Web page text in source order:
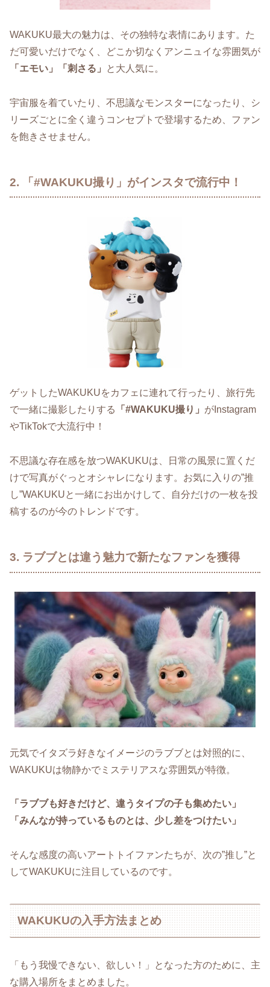
WAKUKU最大の魅力は、その独特な表情にあります。た
だ可愛いだけでなく、どこか切なくアンニュイな雰囲気が
「エモい」「刺さる」
と大人気に。
宇宙服を着ていたり、不思議なモンスターになったり、シ
リーズごとに全く違うコンセプトで登場するため、ファン
を飽きさせません。
2. 「#WAKUKU撮り」がインスタで流行中！
ゲットしたWAKUKUをカフェに連れて行ったり、旅行先
で一緒に撮影したりする
「#WAKUKU撮り」 がInstagram
やTikTokで大流行中！
不思議な存在感を放つWAKUKUは、日常の風景に置くだ
けで写真がぐっとオシャレになります。お気に入りの”推
し”WAKUKUと一緒にお出かけして、自分だけの一枚を投
稿するのが今のトレンドです。
3. ラブブとは違う魅力で新たなファンを獲得
元気でイタズラ好きなイメージのラブブとは対照的に、
WAKUKUは物静かでミステリアスな雰囲気が特徴。
「ラブブも好きだけど、違うタイプの子も集めたい」
「みんなが持っているものとは、少し差をつけたい」
そんな感度の高いアートトイファンたちが、次の”推し”と
してWAKUKUに注目しているのです。
WAKUKUの入手方法まとめ
「もう我慢できない、欲しい！」となった方のために、主
な購入場所をまとめました。